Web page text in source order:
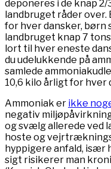
deponeres i de knap 2/
landbruget råder
for hver dansker, børn
landbruget knap 7
lort til hver eneste
du udelukkende på
samlede
10,6 kilo årligt for hver
Ammoniak er ikke
negativ
og svælg allerede ved
hoste og
hyppigere anfald, især
sigt risikerer man